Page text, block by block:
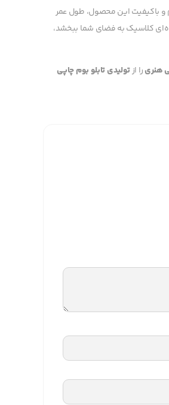
و باکیفیت این محصول، طول عمر
کلاسیک به فضای شما ببخشد،
هنریرا ازتولیدی تابلو بوم چاپی